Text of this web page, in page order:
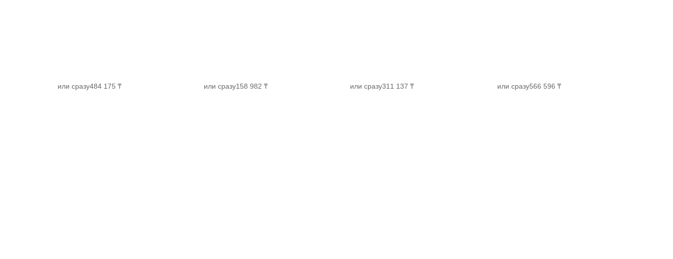
или сразу311 137 ₸ или сразу566 596 ₸
или сразу484 175 ₸ или сразу158 982 ₸